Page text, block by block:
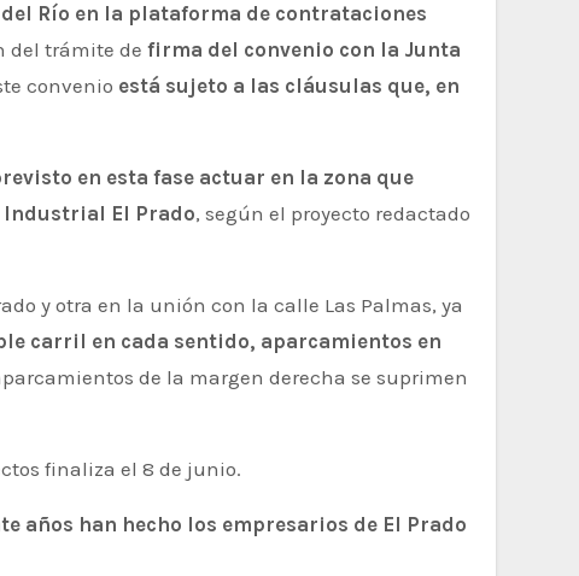
Río en la plataforma de contrataciones
del trámite de firma del convenio con la Junta
convenio está sujeto a las cláusulas que, en
en esta fase actuar en la zona que
Industrial El Prado, según el proyecto redactado
y otra en la unión con la calle Las Palmas, ya
carril en cada sentido, aparcamientos en
de la margen derecha se suprimen
finaliza el 8 de junio.
años han hecho los empresarios de El Prado